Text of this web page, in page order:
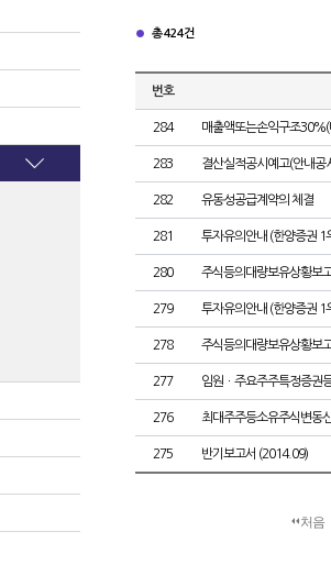
총 424건
번호
284 매출액또는손익구조
283 결산실적공시예고(안내공
282 유동성공급계약의 체결
281 투자유의안내 (한양증권 1
280 주식등의대량보유상황보
279 투자유의안내 (한양증권 1
278 주식등의대량보유상황보
277 임원ㆍ주요주주특정증권
276 최대주주등소유주식변동
275 반기보고서 (2014.09)
처음